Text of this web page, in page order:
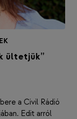
ültetjük”
a Civil Rádió
Edit arról